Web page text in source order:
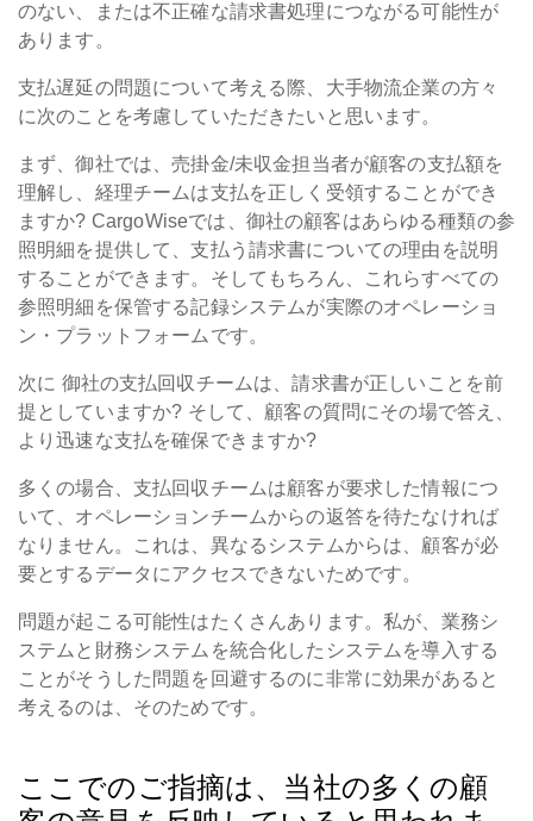
のない、または不正確な請求書処理につながる可能性が
あります。
支払遅延の問題について考える際、大手物流企業の方々
に次のことを考慮していただきたいと思います。
まず、御社では、売掛金/未収金担当者が顧客の支払額を
理解し、経理チームは支払を正しく受領することができ
ますか? CargoWiseでは、御社の顧客はあらゆる種類の参
照明細を提供して、支払う請求書についての理由を説明
することができます。そしてもちろん、これらすべての
参照明細を保管する記録システムが実際のオペレーショ
ン・プラットフォームです。
次に 御社の支払回収チームは、請求書が正しいことを前
提としていますか? そして、顧客の質問にその場で答え、
より迅速な支払を確保できますか?
多くの場合、支払回収チームは顧客が要求した情報につ
いて、オペレーションチームからの返答を待たなければ
なりません。これは、異なるシステムからは、顧客が必
要とするデータにアクセスできないためです。
問題が起こる可能性はたくさんあります。私が、業務シ
ステムと財務システムを統合化したシステムを導入する
ことがそうした問題を回避するのに非常に効果があると
考えるのは、そのためです。
ここでのご指摘は、当社の多くの顧